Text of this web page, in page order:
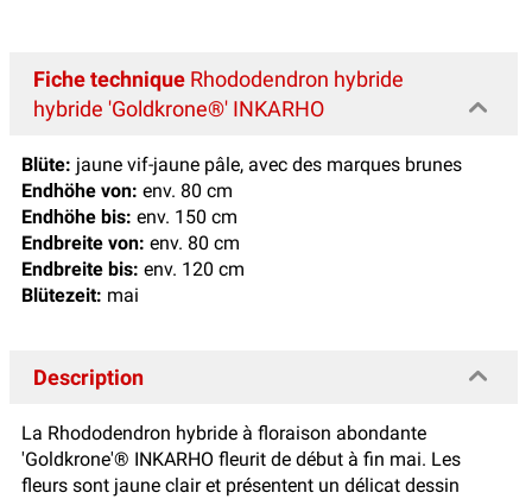
Fiche technique Rhododendron hybride
hybride 'Goldkrone®' INKARHO
Blüte: jaune vif-jaune pâle, avec des marques brunes
Endhöhe von: env. 80 cm
Endhöhe bis: env. 150 cm
Endbreite von: env. 80 cm
Endbreite bis: env. 120 cm
Blütezeit: mai
Description
La Rhododendron hybride à floraison abondante
'Goldkrone'® INKARHO fleurit de début à fin mai. Les
fleurs sont jaune clair et présentent un délicat dessin